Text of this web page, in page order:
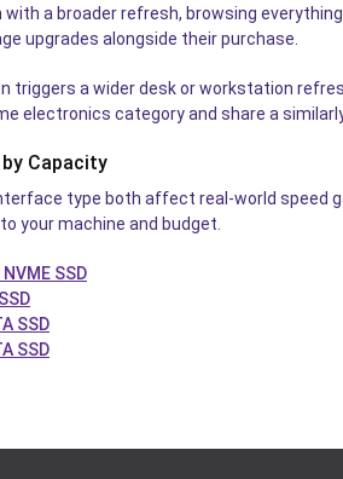
a broader refresh, browsing
upgrades alongside their purchase.
triggers a wider desk or workstation
electronics category and share a
by Capacity
type both affect real-world speed
your machine and budget.
SSD
SSD
SSD